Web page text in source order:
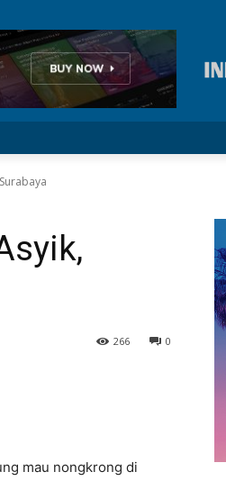
0
266
mau nongkrong di